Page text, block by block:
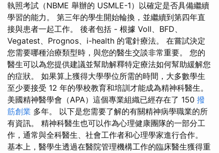
執照考試（NBME 舉辦的 USMLE-1）以確定是否具備繼續
學習的能力。 第三年的學生開始輪換，並繼續到第四年直
接與患者一起工作。 後者包括 - 根據 Voll、BFD、
Vegatest、Prognos、i-health 的電針療法。 在嘗試決定
您需要哪種治療類型時，與您的醫生交談非常重要。 您的
醫生可以為您提供建議並幫助解釋特定療法如何幫助緩解您
的症狀。 如果算上獲得大學學位所需的時間，大多數學生
至少要接受 12 年的學校教育和培訓才能成為精神科醫生。
美國精神醫學會（APA）這個專業組織已經存在了 150 撥
筋創業 多年。 以下是您需要了解的有關精神病學職業的所
有資訊。 精神科醫生也可以作為心理健康團隊的一部分工
作，通常與全科醫生、社會工作者和心理學家進行合作。
基本上，醫學生透過在醫院管理機構工作的臨床醫生獲得重